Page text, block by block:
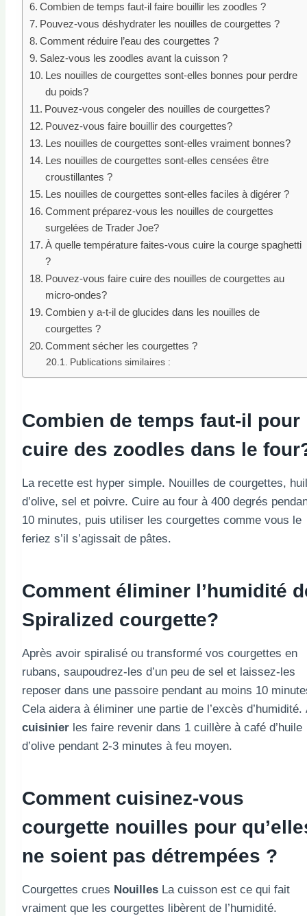
Combien de temps faut-il faire bouillir les zoodles ?
Pouvez-vous déshydrater les nouilles de courgettes ?
Comment réduire l’eau des courgettes ?
Salez-vous les zoodles avant la cuisson ?
Les nouilles de courgettes sont-elles bonnes pour perdre
du poids?
Pouvez-vous congeler des nouilles de courgettes?
Pouvez-vous faire bouillir des courgettes?
Les nouilles de courgettes sont-elles vraiment bonnes?
Les nouilles de courgettes sont-elles censées être
croustillantes ?
Les nouilles de courgettes sont-elles faciles à digérer ?
Comment préparez-vous les nouilles de courgettes
surgelées de Trader Joe?
À quelle température faites-vous cuire la courge spaghetti
?
Pouvez-vous faire cuire des nouilles de courgettes au
micro-ondes?
Combien y a-t-il de glucides dans les nouilles de
courgettes ?
Comment sécher les courgettes ?
Publications similaires :
Combien de temps faut-il pour
cuire des zoodles dans le four
La recette est hyper simple. Nouilles de courgettes,
d’olive, sel et poivre. Cuire au four à 400 degrés
10 minutes, puis utiliser les courgettes comme vous le
feriez s’il s’agissait de pâtes.
Comment éliminer l’humidité
Spiralized courgette?
Après avoir spiralisé ou transformé vos courgettes en
rubans, saupoudrez-les d’un peu de sel et laissez-les
reposer dans une passoire pendant au moins 10
Cela aidera à éliminer une partie de l’excès d’humidité.
cuisinier les faire revenir dans 1 cuillère à café d’huile
d’olive pendant 2-3 minutes à feu moyen.
Comment cuisinez-vous
courgette nouilles pour
ne soient pas détrempées ?
Courgettes crues Nouilles La cuisson est ce qui fait
vraiment que les courgettes libèrent de l’humidité.